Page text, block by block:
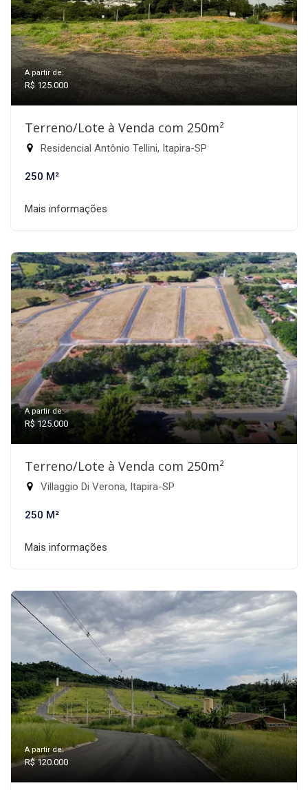
A partir de:
R$ 125.000
Terreno/Lote à Venda com 250m²
Residencial Antônio Tellini, Itapira-SP
250 M²
Mais informações
A partir de:
R$ 125.000
Terreno/Lote à Venda com 250m²
Villaggio Di Verona, Itapira-SP
250 M²
Mais informações
A partir de:
R$ 120.000